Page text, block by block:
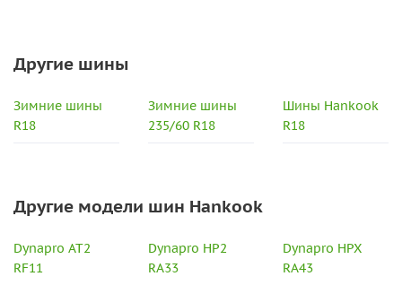
Другие шины
Зимние шины
R18
Зимние шины
235/60 R18
Шины Hankook
R18
Другие модели шин Hankook
Dynapro AT2
RF11
Dynapro HP2
RA33
Dynapro HPX
RA43